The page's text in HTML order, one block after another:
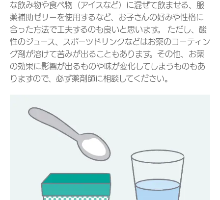
な飲み物や食べ物（アイスなど）に混ぜて飲ませる、服
薬補助ゼリーを使用するなど、お子さんの好みや性格に
合った方法で工夫するのも良いと思います。 ただし、酸
性のジュース、スポーツドリンクなどはお薬のコーティン
グ剤が溶けて苦みが出ることもあります。その他、お薬
の効果に影響が出るものや味が変化してしまうものもあ
りますので、必ず薬剤師に相談してください。